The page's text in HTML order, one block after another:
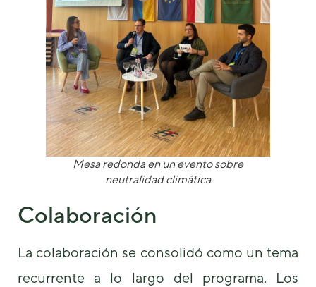
Mesa redonda en un evento sobre
neutralidad climática
Colaboración
La colaboración se consolidó como un tema
recurrente a lo largo del programa. Los